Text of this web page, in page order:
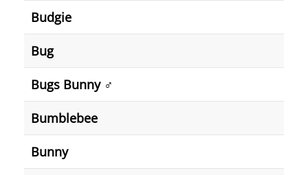
Budgie
Bug
Bugs Bunny ♂️
Bumblebee
Bunny